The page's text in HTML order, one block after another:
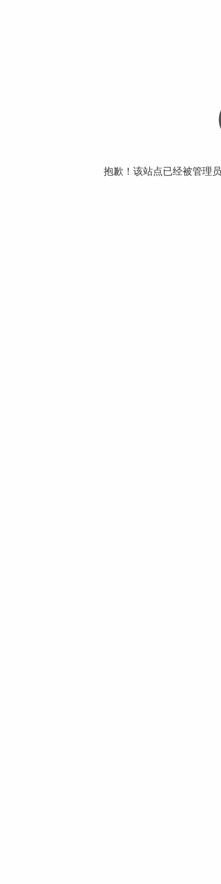
抱歉！该站点已经被管理